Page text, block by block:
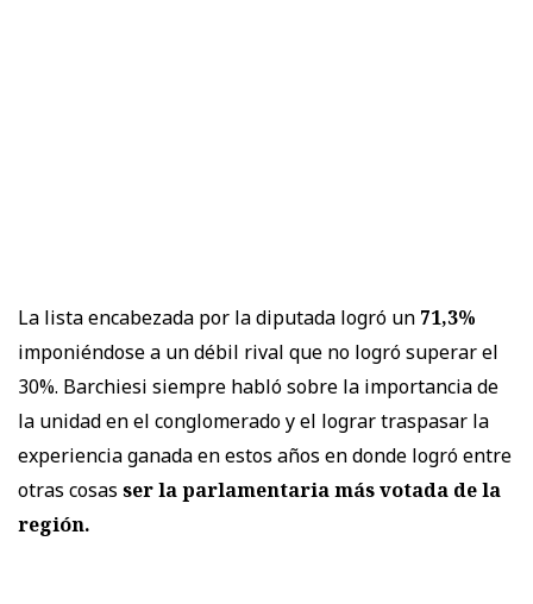
La lista encabezada por la diputada logró un 71,3%
imponiéndose a un débil rival que no logró superar el
30%. Barchiesi siempre habló sobre la importancia de
la unidad en el conglomerado y el lograr traspasar la
experiencia ganada en estos años en donde logró entre
otras cosas ser la parlamentaria más votada de la
región.